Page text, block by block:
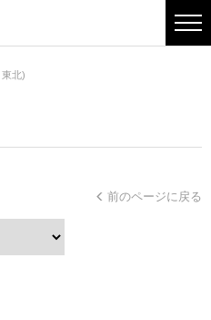
北)
前のページに戻る